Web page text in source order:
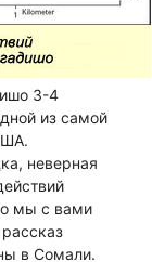
3-4
из самой
неверная
мы с вами
в Сомали.